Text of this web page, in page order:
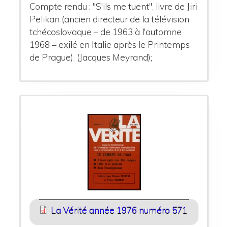
Compte rendu : "S'ils me tuent", livre de Jiri
Pelikan (ancien directeur de la télévision
tchécoslovaque – de 1963 à l'automne
1968 – exilé en Italie après le Printemps
de Prague), (Jacques Meyrand);
La Vérité année 1976 numéro 571